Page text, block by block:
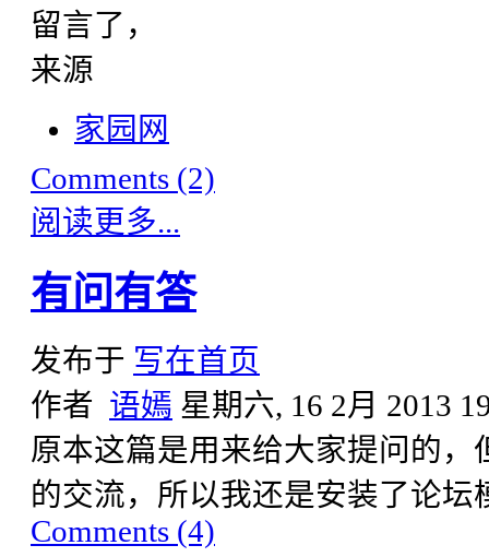
留言了，
来源
家园网
Comments (2)
阅读更多...
有问有答
发布于 写在首页
作者 语嫣 星期六, 16 2月 2013
原本这篇是用来给大家提问的
的交流，所以我还是安装了论坛
Comments (4)